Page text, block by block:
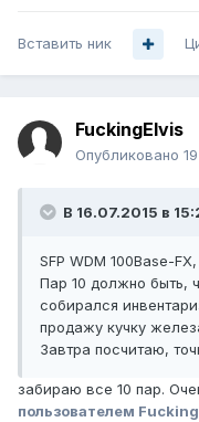
Вставить ник
FuckingElvis
Опубликовано
В 16.07.2015 в
SFP WDM 100Base-
Пар 10 должно быть,
собирался
продажу кучку
Завтра посчитаю,
забираю все 10 пар.
пользователем